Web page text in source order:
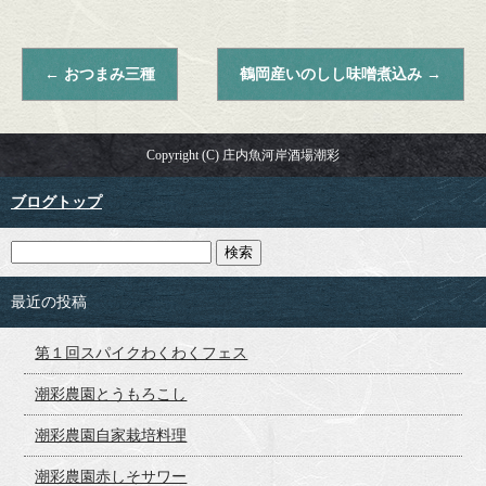
← おつまみ三種 鶴岡産いのしし味噌煮込み →
Copyright (C) 庄内魚河岸酒場潮彩
ブログトップ
最近の投稿
第１回スパイクわくわくフェス
潮彩農園とうもろこし
潮彩農園自家栽培料理
潮彩農園赤しそサワー